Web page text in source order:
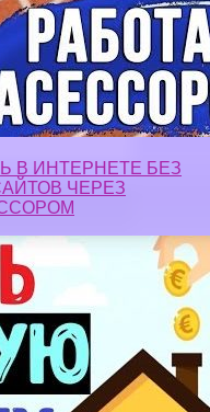
В ИНТЕРНЕТЕ БЕЗ
ЧЕРЕЗ